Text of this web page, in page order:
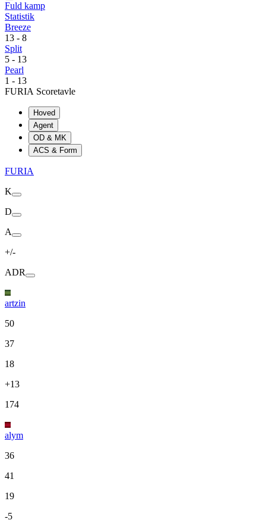
Fuld kamp
Statistik
Breeze
13 - 8
Split
5 - 13
Pearl
1 - 13
FURIA Scoretavle
Hoved
Agent
OD & MK
ACS & Form
FURIA
K
D
A
+/-
ADR
artzin
50
37
18
+13
174
alym
36
41
19
-5